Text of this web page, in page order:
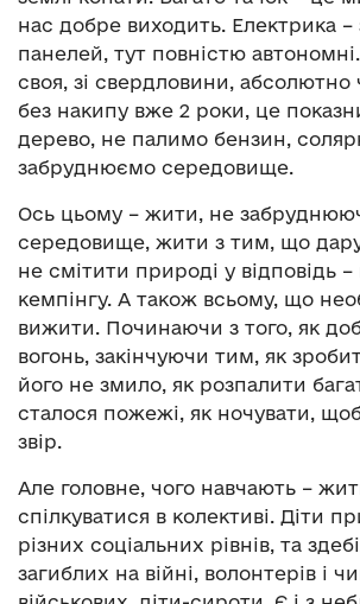
нас добре виходить. Електрика –
панелей, тут повністю
своя, зі свердловини, абсолютно
без накипу вже 2 роки, це
дерево, не палимо бензин,
забруднюємо середовище.
Ось цьому – жити, не
середовище, жити з тим, що
не смітити природі у відповідь –
кемпінгу. А також всьому, що
вижити. Починаючи з того, як
вогонь, закінчуючи тим, як
його не змило, як розпалити
сталося пожежі, як ночувати, щоб
звір.
Але головне, чого навчають –
спілкуватися в колективі. Діти
різних соціальних рівнів, та
загиблих на війні, волонтерів і